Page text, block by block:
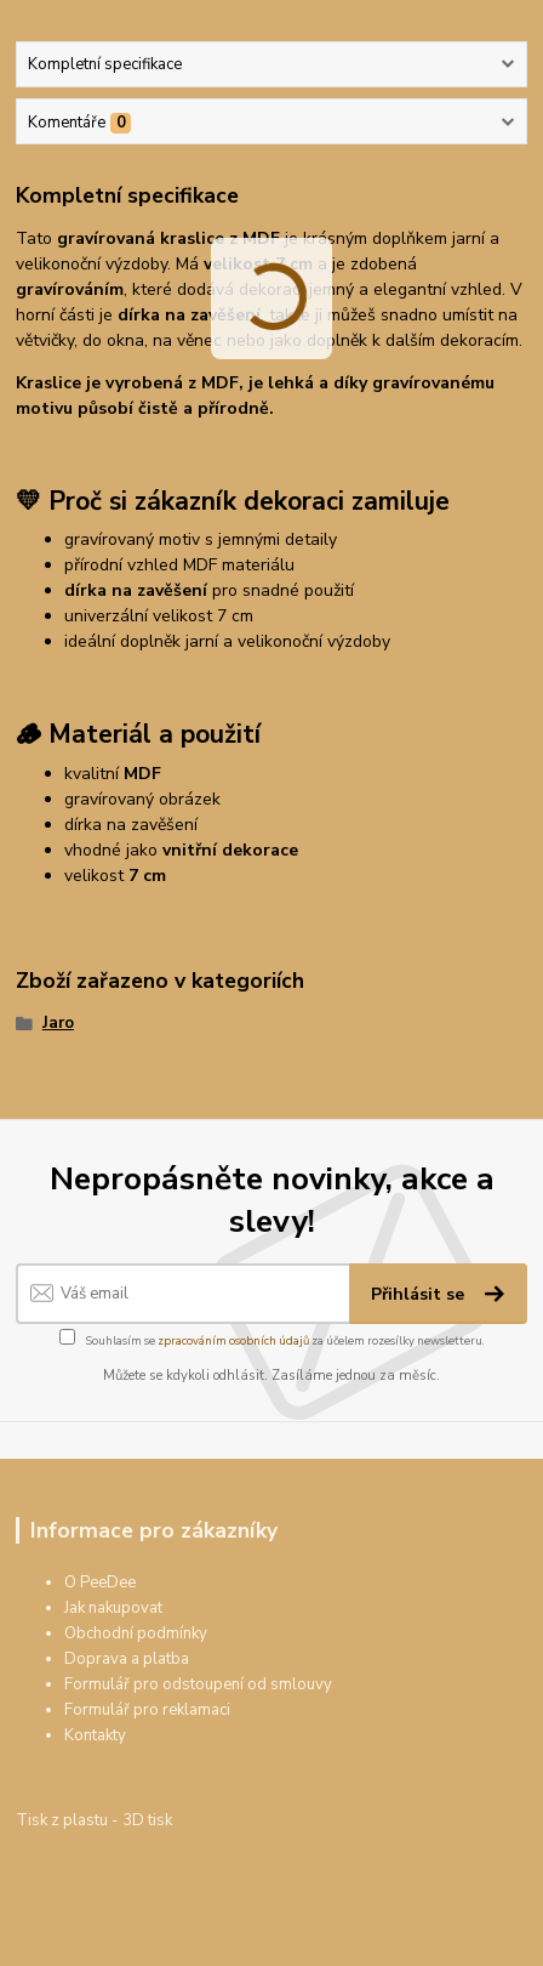
Kompletní specifikace
Komentáře 0
Kompletní specifikace
Tato gravírovaná kraslice z MDFje krásným doplňkem jarní a
velikonoční výzdoby. Mávelikost 7 cm a je zdobená
gravírováním, které dodává dekoraci jemný a elegantní vzhled. V
horní části je dírka na zavěšení, takže ji můžeš snadno umístit na
větvičky, do okna, na věnec nebo jako doplněk k dalším dekoracím.
Kraslice je vyrobená z MDF, je lehká a díky gravírovanému
motivu působí čistě a přírodně.
💛 Proč si zákazník dekoraci zamiluje
gravírovaný motiv s jemnými detaily
přírodní vzhled MDF materiálu
dírka na zavěšenípro snadné použití
univerzální velikost 7 cm
ideální doplněk jarní a velikonoční výzdoby
🪵 Materiál a použití
kvalitní MDF
gravírovaný obrázek
dírka na zavěšení
vhodné jakovnitřní dekorace
velikost 7 cm
Zboží zařazeno v kategoriích
Jaro
Nepropásněte novinky, akce a
slevy!
Přihlásit se
Souhlasím se zpracováním osobních údajůza účelem rozesílky newsletteru.
Můžete se kdykoli odhlásit. Zasíláme jednou za měsíc.
Informace pro zákazníky
O PeeDee
Jak nakupovat
Obchodní podmínky
Doprava a platba
Formulář pro odstoupení od smlouvy
Formulář pro reklamaci
Kontakty
Tisk z plastu - 3D tisk